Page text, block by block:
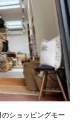
ショッピングモー